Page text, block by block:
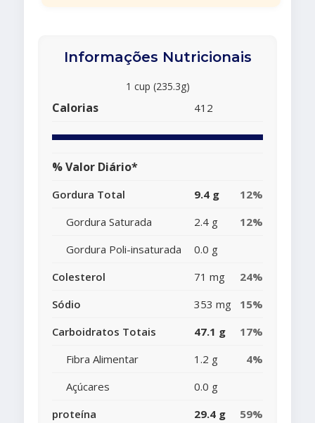
Informações Nutricionais
1 cup (235.3g)
Calorias 412
% Valor Diário*
Gordura Total 9.4 g
12%
Gordura Saturada
2.4 g
12%
Gordura Poli-insaturada
0.0 g
Colesterol
71 mg
24%
Sódio
353 mg
15%
Carboidratos Totais
47.1 g
17%
Fibra Alimentar
1.2 g
4%
Açúcares
0.0 g
proteína
29.4 g 59%